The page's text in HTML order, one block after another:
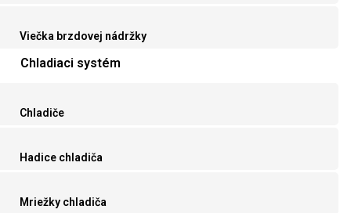
Viečka brzdovej nádržky
Chladiaci systém
Chladiče
Hadice chladiča
Mriežky chladiča